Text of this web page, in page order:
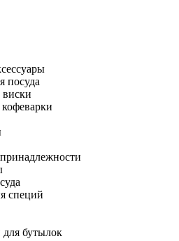
посуда
специй
бутылок